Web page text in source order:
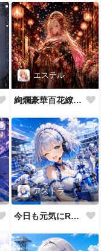
エステル
絢爛豪華百花繚乱なエステル姉
アストラ
今日も元気にRQメイドだよ💕